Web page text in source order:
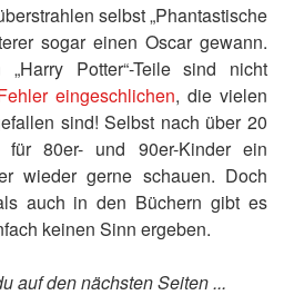
selbst „Phantastische
sogar einen Oscar gewann.
Potter“-Teile sind nicht
eingeschlichen, die vielen
sind! Selbst nach über 20
80er- und 90er-Kinder ein
wieder gerne schauen. Doch
auch in den Büchern gibt es
keinen Sinn ergeben.
auf den nächsten Seiten ...